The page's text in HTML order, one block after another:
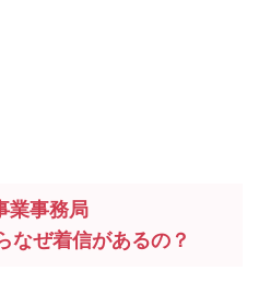
業事務局
なぜ着信があるの？